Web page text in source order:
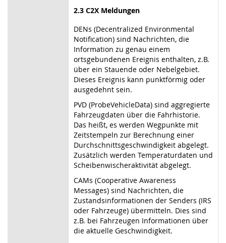
2.3 C2X Meldungen
DENs (Decentralized Environmental
Notification) sind Nachrichten, die
Information zu genau einem
ortsgebundenen Ereignis enthalten, z.B.
über ein Stauende oder Nebelgebiet.
Dieses Ereignis kann punktförmig oder
ausgedehnt sein.
PVD (ProbeVehicleData) sind aggregierte
Fahrzeugdaten über die Fahrhistorie.
Das heißt, es werden Wegpunkte mit
Zeitstempeln zur Berechnung einer
Durchschnittsgeschwindigkeit abgelegt.
Zusätzlich werden Temperaturdaten und
Scheibenwischeraktivität abgelegt.
CAMs (Cooperative Awareness
Messages) sind Nachrichten, die
Zustandsinformationen der Senders (IRS
oder Fahrzeuge) übermitteln. Dies sind
z.B. bei Fahrzeugen Informationen über
die aktuelle Geschwindigkeit.